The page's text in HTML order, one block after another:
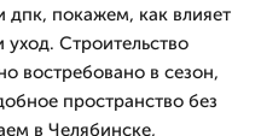
покажем, как влияет
Строительство
востребовано в сезон,
пространство без
в Челябинске,